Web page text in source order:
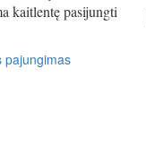
kaitlentę pasijungti
pajungimas